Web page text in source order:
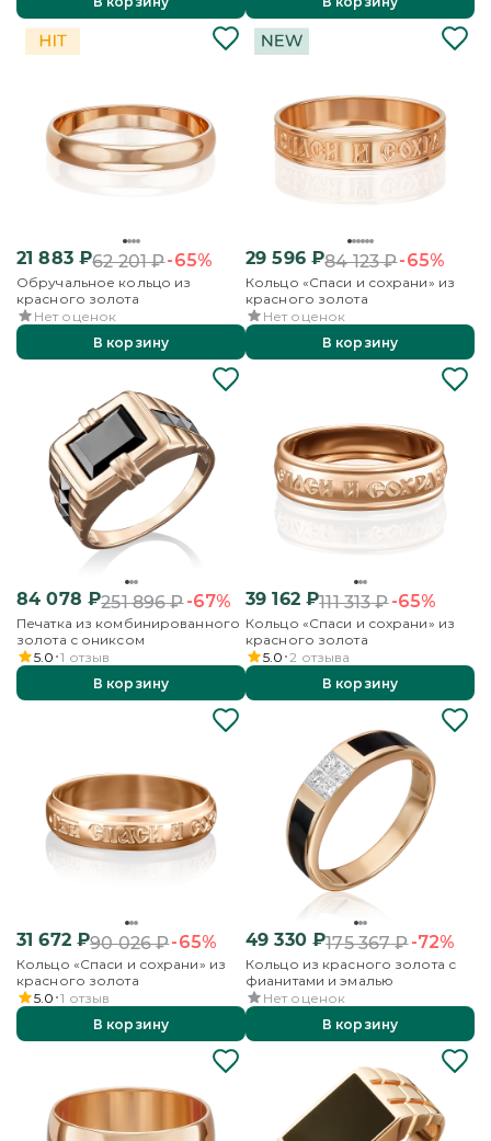
21 883₽62 201₽-65%
Обручальное кольцо из
красного золота
Нет оценок
В корзину
29 596₽84 123₽-65%
Кольцо «Спаси и сохрани» из
красного золота
Нет оценок
В корзину
84 078 ₽251 896₽-67%
Печатка из комбинированного
золота с ониксом
5.0 1 отзыв
В корзину
39 162₽111 313₽-65%
Кольцо «Спаси и сохрани» из
красного золота
5.0 2 отзыва
В корзину
31 672₽90 026₽-65%
Кольцо «Спаси и сохрани» из
красного золота
5.0 1 отзыв
В корзину
49 330₽175 367₽-72%
Кольцо из красного золота с
фианитами и эмалью
Нет оценок
В корзину